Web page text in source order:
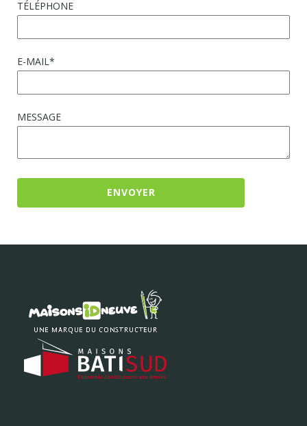
TÉLÉPHONE
E-MAIL*
MESSAGE